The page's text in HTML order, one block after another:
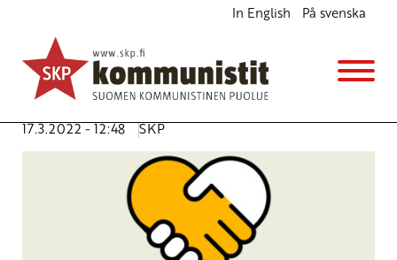
In English På svenska
Tule mukaan toimimaan Natoa vastaan!
Ajankohtaista
Avainsanat:aktivismi,aseistariisunta,huippukokous
17.3.2022 - 12:48
SKP